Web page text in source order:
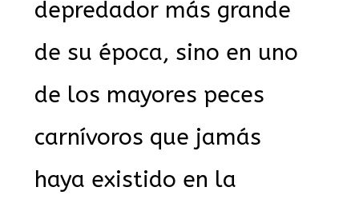
depredador más grande
de su época, sino en uno
de los mayores peces
carnívoros que jamás
haya existido en la